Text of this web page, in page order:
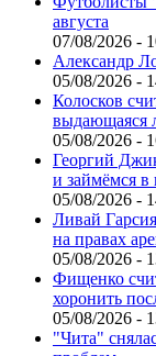
августа
07/08/2026 -
Александр
05/08/2026 -
Колосков
выдающаяся
05/08/2026 -
Георгий
и займёмся
05/08/2026 -
Ливай
на правах
05/08/2026 -
Фищенко
хоронить
05/08/2026 -
"Чита"